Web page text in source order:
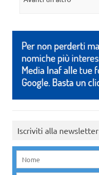
Iscriviti alla newsletter